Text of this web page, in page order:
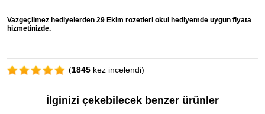
Vazgeçilmez hediyelerden 29 Ekim rozetleri okul hediyemde uygun fiyata
hizmetinizde.
(1845 kez incelendi)
İlginizi çekebilecek benzer ürünler